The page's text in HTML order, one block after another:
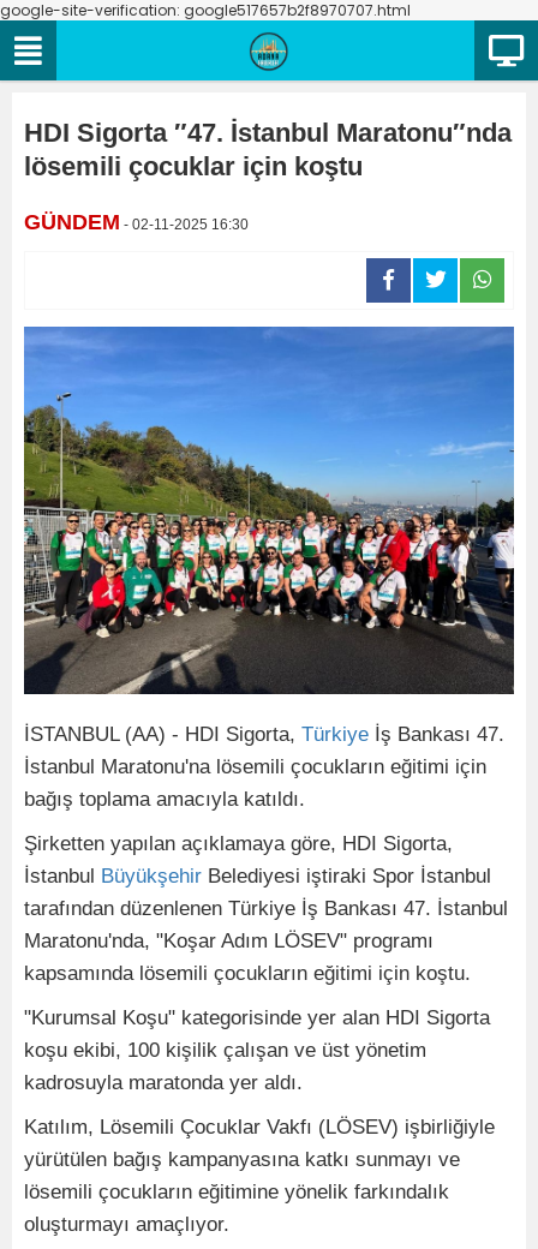
google-site-verification: google517657b2f8970707.html
HDI Sigorta ″47. İstanbul Maratonu″nda
lösemili çocuklar için koştu
GÜNDEM - 02-11-2025 16:30
İSTANBUL (AA) - HDI Sigorta, Türkiye İş Bankası 47.
İstanbul Maratonu'na lösemili çocukların eğitimi için
bağış toplama amacıyla katıldı.
Şirketten yapılan açıklamaya göre, HDI Sigorta,
İstanbul Büyükşehir Belediyesi iştiraki Spor İstanbul
tarafından düzenlenen Türkiye İş Bankası 47. İstanbul
Maratonu'nda, "Koşar Adım LÖSEV" programı
kapsamında lösemili çocukların eğitimi için koştu.
"Kurumsal Koşu" kategorisinde yer alan HDI Sigorta
koşu ekibi, 100 kişilik çalışan ve üst yönetim
kadrosuyla maratonda yer aldı.
Katılım, Lösemili Çocuklar Vakfı (LÖSEV) işbirliğiyle
yürütülen bağış kampanyasına katkı sunmayı ve
lösemili çocukların eğitimine yönelik farkındalık
oluşturmayı amaçlıyor.